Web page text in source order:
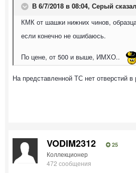
В 6/7/2018 в 08:04, Серый
КМК от шашки нижних чинов,
если конечно не ошибаюсь.
По цене, от 500 и выше, ИМХО..
На представленной ТС нет отверстий в
VODIM2312 25
Коллекционер
472 сообщения